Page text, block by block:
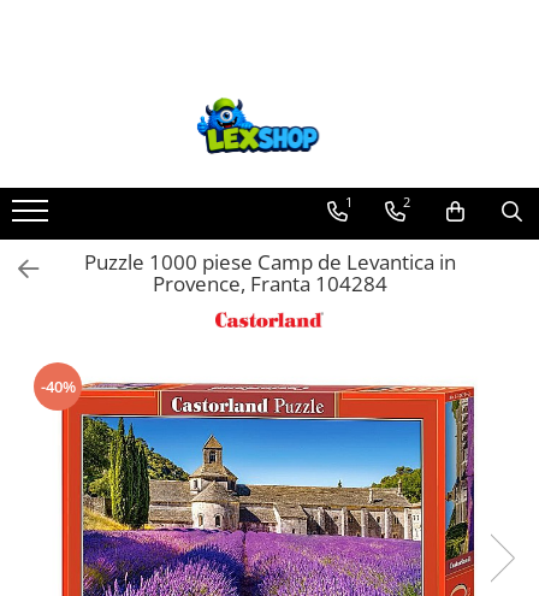
Board Games
Extensii boardgames
Card Games (jocuri cu carti)
Party Games (jocuri de petrecere)
Jocuri pentru copii
Smart Games
Puzzle-uri logice
Jocuri cu miniaturi
Battletech
1 2
Puzzle 1000 piese Camp de Levantica in
Provence, Franta 104284
-40%